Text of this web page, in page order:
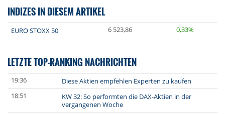
INDIZES IN DIESEM ARTIKEL
EURO STOXX 50 6 523,86 0,33%
LETZTE TOP-RANKING NACHRICHTEN
19:36
Diese Aktien empfehlen Experten zu kaufen
18:51
KW 32: So performten die DAX-Aktien in der
vergangenen Woche